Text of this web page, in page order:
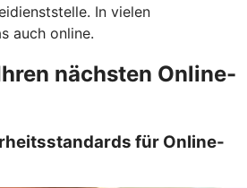
In vielen
auch online.
nächsten Online-
für Online-